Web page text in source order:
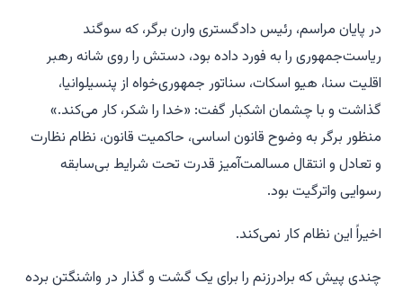
در پایان مراسم، رئیس دادگستری وارن برگر، که سوگند
ریاست‌جمهوری را به فورد داده بود، دستش را روی شانه رهبر
اقلیت سنا، هیو اسکات، سناتور جمهوری‌خواه از پنسیلوانیا،
گذاشت و با چشمان اشکبار گفت: «خدا را شکر، کار می‌کند.»
منظور برگر به وضوح قانون اساسی، حاکمیت قانون، نظام نظارت
و تعادل و انتقال مسالمت‌آمیز قدرت تحت شرایط بی‌سابقه
رسوایی واترگیت بود.
اخیراً این نظام کار نمی‌کند.
چندی پیش که برادرزنم را برای یک گشت و گذار در واشنگتن برده